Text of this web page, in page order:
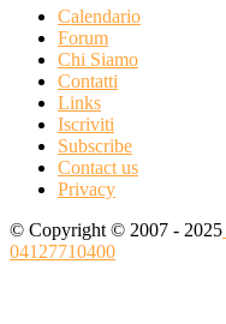
Calendario
Forum
Chi Siamo
Contatti
Links
Iscriviti
Subscribe
Contact us
Privacy
© Copyright © 2007 - 2025
04127710400